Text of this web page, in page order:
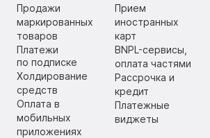
Продажи
маркированных
товаров
Платежи
по подписке
Холдирование
средств
Оплата в
мобильных
приложениях
Прием
иностранных
карт
BNPL-сервисы,
оплата частями
Рассрочка и
кредит
Платежные
виджеты